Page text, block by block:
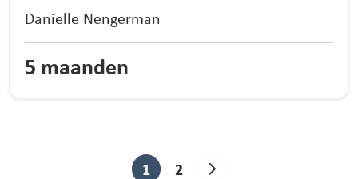
Danielle Nengerman
5 maanden
Berichten
1 2